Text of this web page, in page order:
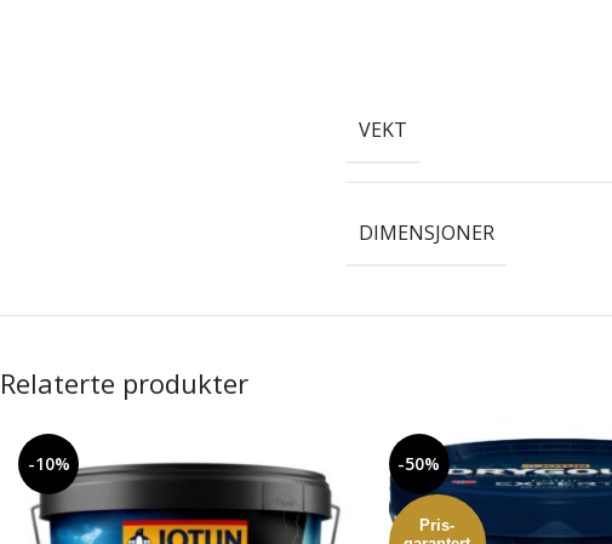
VEKT
DIMENSJONER
Relaterte produkter
-10% -50%
Pris-